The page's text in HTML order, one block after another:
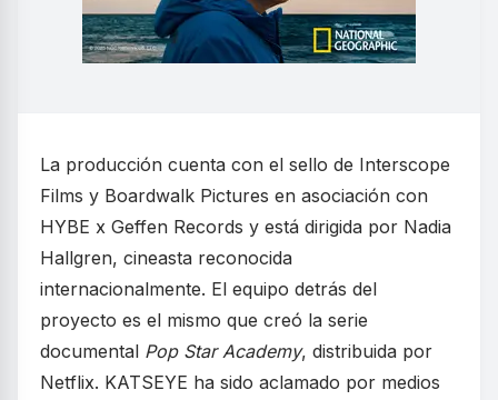
La producción cuenta con el sello de Interscope
Films y Boardwalk Pictures en asociación con
HYBE x Geffen Records y está dirigida por Nadia
Hallgren, cineasta reconocida
internacionalmente. El equipo detrás del
proyecto es el mismo que creó la serie
documental Pop Star Academy, distribuida por
Netflix. KATSEYE ha sido aclamado por medios